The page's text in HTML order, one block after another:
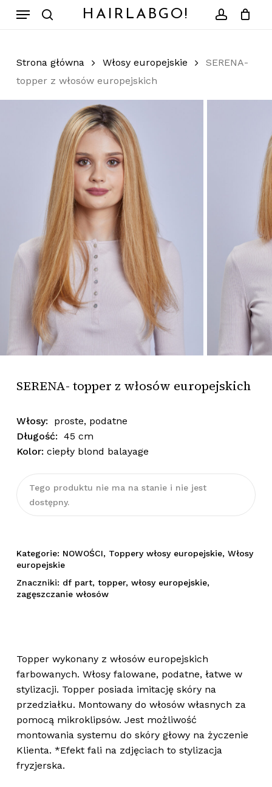
HAIRLABGO!
Menu
Strona główna Włosy europejskie
SERENA-
topper z włosów europejskich
SERENA- topper z włosów europejskich
Włosy: proste, podatne
Długość: 45 cm
Kolor: ciepły blond balayage
Tego produktu nie ma na stanie i nie jest
dostępny.
Kategorie: NOWOŚCI, Toppery włosy europejskie, Włosy
europejskie
Znaczniki: df part, topper, włosy europejskie,
zagęszczanie włosów
Topper wykonany z włosów europejskich
farbowanych. Włosy falowane, podatne, łatwe w
stylizacji. Topper posiada imitację skóry na
przedziałku. Montowany do włosów własnych za
pomocą mikroklipsów. Jest możliwość
montowania systemu do skóry głowy na życzenie
Klienta. *Efekt fali na zdjęciach to stylizacja
fryzjerska.